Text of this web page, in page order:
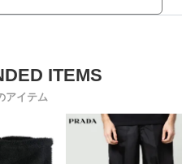
アイテム